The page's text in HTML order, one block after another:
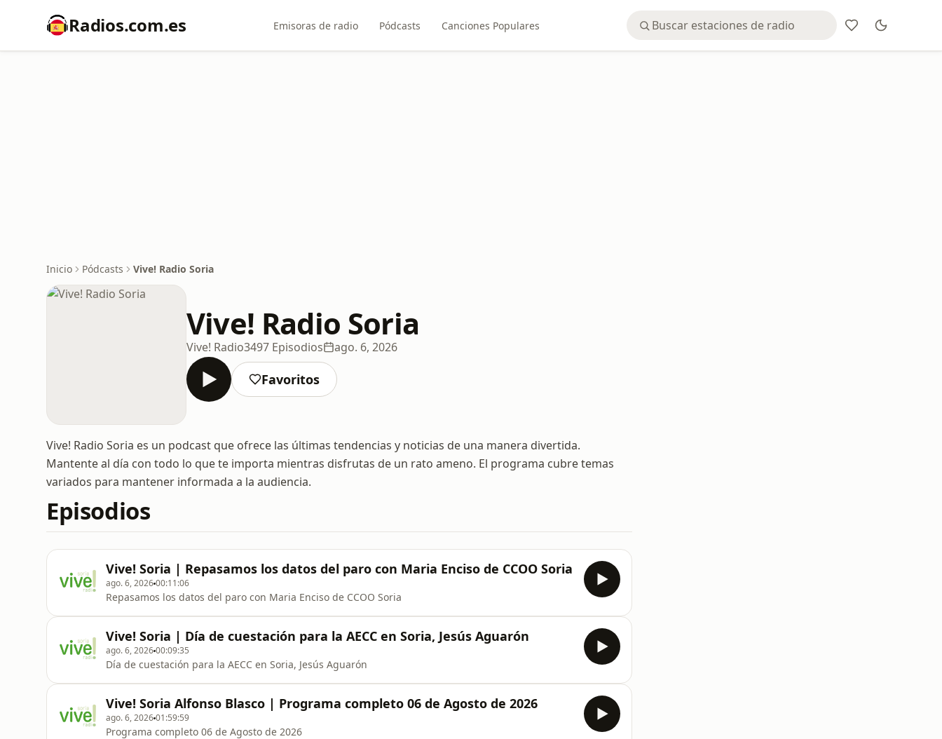
Radios.com.es Emisoras de radio Pódcasts Canciones Populares
Inicio Pódcasts Vive! Radio Soria
Vive! Radio Soria
Vive! Radio3497 Episodios ago. 6, 2026
Favoritos
Vive! Radio Soria es un podcast que ofrece las últimas tendencias y noticias de una manera divertida.
Mantente al día con todo lo que te importa mientras disfrutas de un rato ameno. El programa cubre temas
variados para mantener informada a la audiencia.
Episodios
Vive! Soria | Repasamos los datos del paro con Maria Enciso de CCOO Soria
ago. 6, 202600:11:06
Repasamos los datos del paro con Maria Enciso de CCOO Soria
Vive! Soria | Día de cuestación para la AECC en Soria, Jesús Aguarón
ago. 6, 202600:09:35
Día de cuestación para la AECC en Soria, Jesús Aguarón
Vive! Soria Alfonso Blasco | Programa completo 06 de Agosto de 2026
ago. 6, 202601:59:59
Programa completo 06 de Agosto de 2026